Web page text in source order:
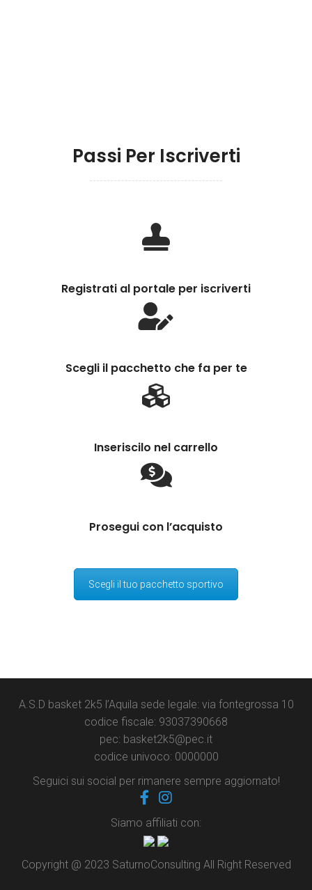
Passi Per Iscriverti
Registrati al portale per iscriverti
Scegli il pacchetto che fa per te
Inseriscilo nel carrello
Prosegui con l’acquisto
Scegli il tuo pacchetto sportivo
A.S.D basket 2k5 l’Aquila sede legale: via fontegrossa 10
codice fiscale: 93037390668
pec: basket2k5@pec.it
codice univoco: 0000000
Seguici sui social per rimanere sempre aggiornato!
Siamo affiliati con:
Copyright @ 2023 SaturnoConsulting All Right Reserved